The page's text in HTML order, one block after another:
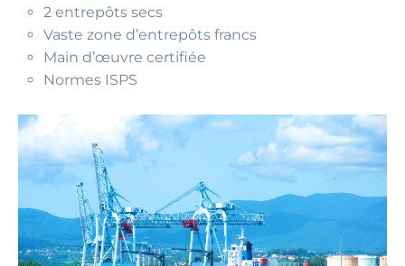
2 entrepôts secs
Vaste zone d’entrepôts francs
Main d’œuvre certifiée
Normes ISPS